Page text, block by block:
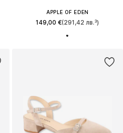
APPLE OF EDEN
149,00 €(291,42 лв.³)